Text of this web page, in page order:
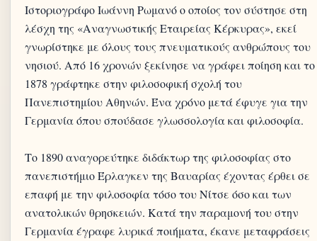
Ιστοριογράφο Ιωάννη Ρωμανό ο οποίος τον σύστησε στη
λέσχη της «Αναγνωστικής Εταιρείας Κέρκυρας», εκεί
γνωρίστηκε με όλους τους πνευματικούς ανθρώπους του
νησιού. Από 16 χρονών ξεκίνησε να γράφει ποίηση και το
1878 γράφτηκε στην φιλοσοφική σχολή του
Πανεπιστημίου Αθηνών. Ένα χρόνο μετά έφυγε για την
Γερμανία όπου σπούδασε γλωσσολογία και φιλοσοφία.
Το 1890 αναγορεύτηκε διδάκτωρ της φιλοσοφίας στο
πανεπιστήμιο Έρλαγκεν της Βαυαρίας έχοντας έρθει σε
επαφή με την φιλοσοφία τόσο του Νίτσε όσο και των
ανατoλικών θρησκειών. Κατά την παραμονή του στην
Γερμανία έγραφε λυρικά ποιήματα, έκανε μεταφράσεις